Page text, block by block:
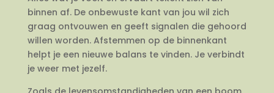
binnen af. De onbewuste kant van jou wil zich
graag ontvouwen en geeft signalen die gehoord
willen worden. Afstemmen op de binnenkant
helpt je een nieuwe balans te vinden. Je verbindt
je weer met jezelf.